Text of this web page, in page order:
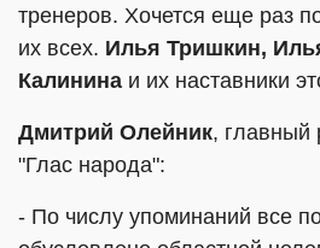
тренеров. Хочется еще раз
их всех. Илья Тришкин,
Калинина и их наставники
Дмитрий Олейник, главный
"Глас народа":
- По числу упоминаний все